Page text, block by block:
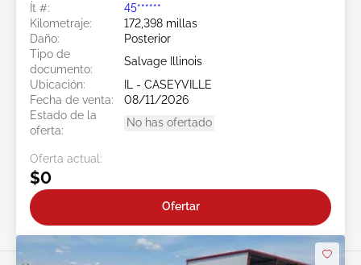
Ít #:
45******
Kilometraje:
172,398 millas
Daño:
Posterior
Tipo de
documento:
Salvage Illinois
Ubicación:
IL - CASEYVILLE
Fecha de venta:
08/11/2026
Estado de la
oferta:
No has ofertado
Oferta actual:
$0
Ofertar